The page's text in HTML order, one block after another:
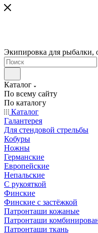
Экипировка для рыбалки,
Каталог
По всему сайту
По каталогу
Каталог
Галантерея
Для стендовой стрельбы
Кобуры
Ножны
Германские
Европейские
Непальские
С рукояткой
Финские
Финские с застёжкой
Патронташи кожаные
Патронташи
Патронташи ткань